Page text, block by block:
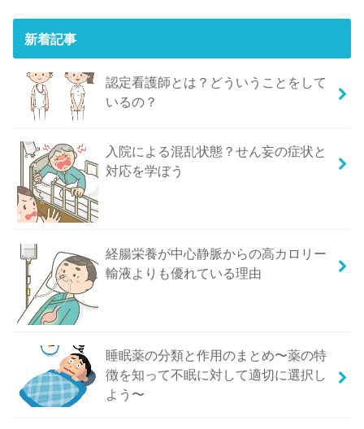
新着記事
認定看護師とは？どういうことをして
いるの？
入院による混乱状態？せん妄の症状と
対応を学ぼう
経腸栄養が中心静脈からの高カロリー
輸液よりも優れている理由
睡眠薬の分類と作用のまとめ〜薬の特
徴を知って不眠に対して適切に選択し
よう〜